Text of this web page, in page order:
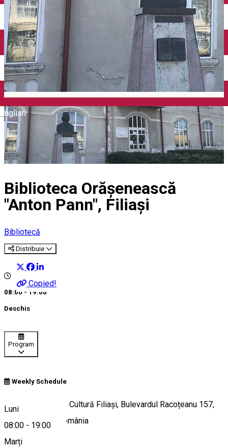
English
Închirieri auto
Închirieri biciclete
Încărcare vehicule electrice
Biblioteca Orăşenească
"Anton Pann", Filiaşi
Bibliotecă
Distribuie
Copied!
08:00 - 19:00
Deschis
Program
Weekly Schedule
Luni
08:00 - 19:00
Marți
Clădirea Casei de Cultură Filiași, Bulevardul Racoțeanu 157,
Filiași 205300, România